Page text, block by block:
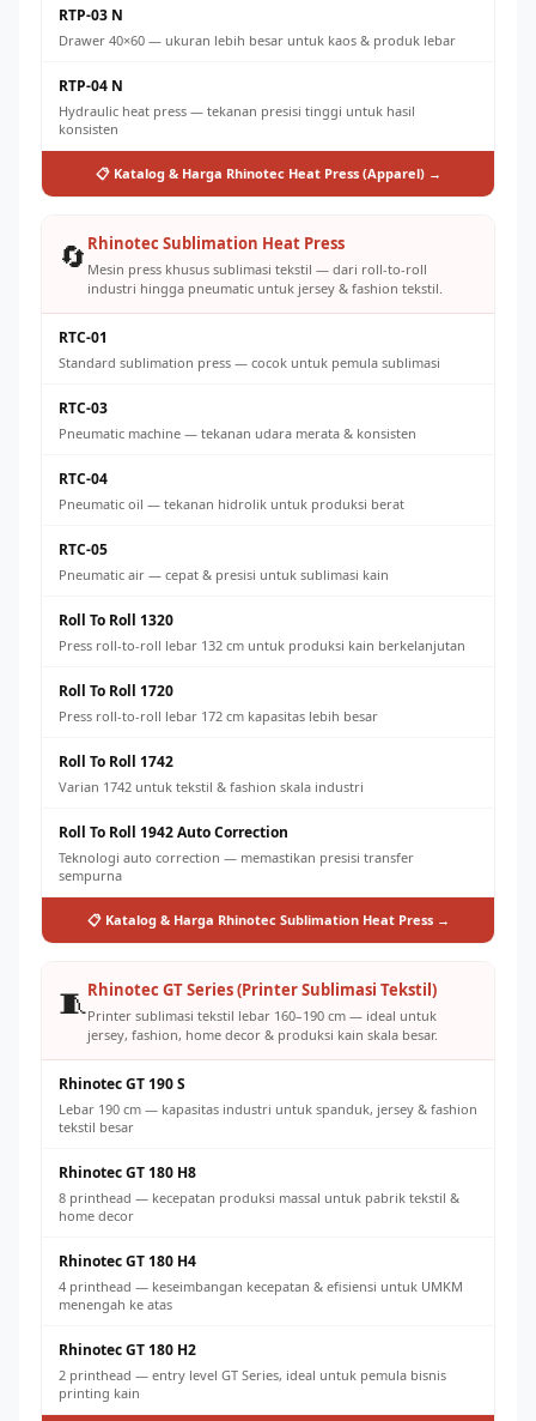
RTP-03 N
Drawer 40×60 — ukuran lebih besar untuk kaos & produk lebar
RTP-04 N
Hydraulic heat press — tekanan presisi tinggi untuk hasil
konsisten
📋 Katalog & Harga Rhinotec Heat Press (Apparel) →
🔄 Rhinotec Sublimation Heat Press
Mesin press khusus sublimasi tekstil — dari roll-to-roll
industri hingga pneumatic untuk jersey & fashion tekstil.
RTC-01
Standard sublimation press — cocok untuk pemula sublimasi
RTC-03
Pneumatic machine — tekanan udara merata & konsisten
RTC-04
Pneumatic oil — tekanan hidrolik untuk produksi berat
RTC-05
Pneumatic air — cepat & presisi untuk sublimasi kain
Roll To Roll 1320
Press roll-to-roll lebar 132 cm untuk produksi kain berkelanjutan
Roll To Roll 1720
Press roll-to-roll lebar 172 cm kapasitas lebih besar
Roll To Roll 1742
Varian 1742 untuk tekstil & fashion skala industri
Roll To Roll 1942 Auto Correction
Teknologi auto correction — memastikan presisi transfer
sempurna
📋 Katalog & Harga Rhinotec Sublimation Heat Press →
🧵Rhinotec GT Series (Printer Sublimasi Tekstil)
Printer sublimasi tekstil lebar 160–190 cm — ideal untuk
jersey, fashion, home decor & produksi kain skala besar.
Rhinotec GT 190 S
Lebar 190 cm — kapasitas industri untuk spanduk, jersey & fashion
tekstil besar
Rhinotec GT 180 H8
8 printhead — kecepatan produksi massal untuk pabrik tekstil &
home decor
Rhinotec GT 180 H4
4 printhead — keseimbangan kecepatan & efisiensi untuk UMKM
menengah ke atas
Rhinotec GT 180 H2
2 printhead — entry level GT Series, ideal untuk pemula bisnis
printing kain